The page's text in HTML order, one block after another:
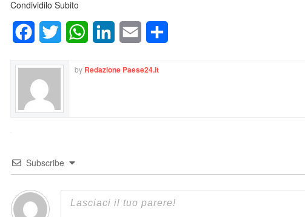
Condividilo Subito
FacebookTwitter WhatsAppLinkedInEmail
by Redazione Paese24.it
Subscribe